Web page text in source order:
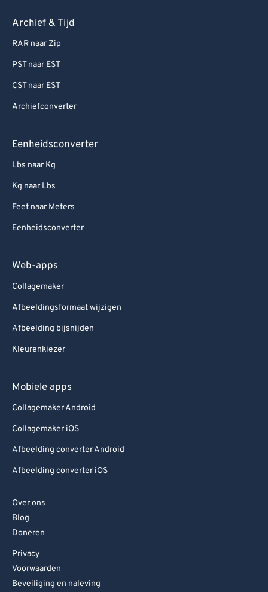
Archief & Tijd
RAR naar Zip
PST naar EST
CST naar EST
Archiefconverter
Eenheidsconverter
Lbs naar Kg
Kg naar Lbs
Feet naar Meters
Eenheidsconverter
Web-apps
Collagemaker
Afbeeldingsformaat wijzigen
Afbeelding bijsnijden
Kleurenkiezer
Mobiele apps
Collagemaker Android
Collagemaker iOS
Afbeelding converter Android
Afbeelding converter iOS
Over ons
Blog
Doneren
Privacy
Voorwaarden
Beveiliging en naleving